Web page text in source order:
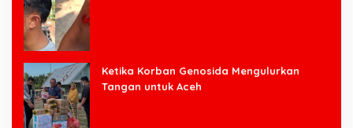
Ketika Korban Genosida Mengulurkan
Tangan untuk Aceh